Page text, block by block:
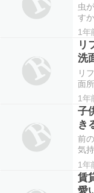
虫
す
排
入
ー
ネ
換
1年
リ
洗
効
リ
面
庭
検
も
ム
し
1年
子
き
法
前
気
問
た
ま
1年
賃
愛